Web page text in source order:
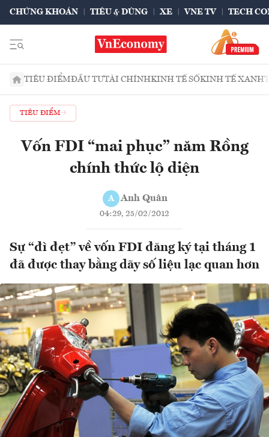
CHỨNG KHOÁN TIÊU & DÙNG XE VNE TV TECH
TIÊU ĐIỂMĐẦU TƯTÀI CHÍNHKINH TẾ SỐKINH TẾ XANH
TIÊU ĐIỂM
Vốn FDI “mai phục” năm Rồng
chính thức lộ diện
A Anh Quân
04:29, 25/02/2012
Sự “đì đẹt” về vốn FDI đăng ký tại tháng 1
đã được thay bằng dãy số liệu lạc quan hơn